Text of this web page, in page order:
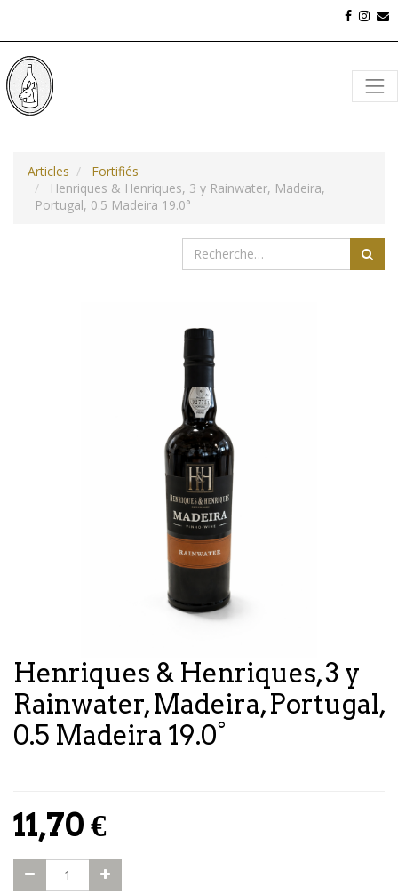
Articles
Fortifiés
Henriques & Henriques, 3 y Rainwater, Madeira,
Portugal, 0.5 Madeira 19.0°
Henriques & Henriques, 3 y
Rainwater, Madeira, Portugal,
0.5 Madeira 19.0°
11,70€